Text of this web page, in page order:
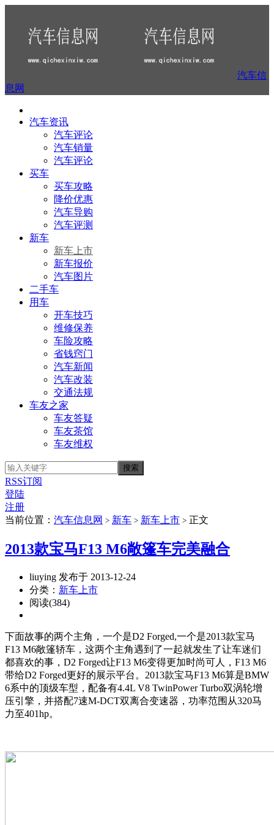
汽车信
息网
汽车资讯
汽车评论
汽车销量
汽车评论
买车
买车攻略
降价优惠
汽车导购
汽车评测
新车
新车上市
新车报价
汽车图片
二手车
用车
开车技巧
维修保养
车险攻略
省钱窍门
汽车新闻
汽车改装
交通法规
车友之家
车友答疑
车友茶馆
车友维权
RSS订阅
登陆
注册
当前位置： 汽车信息网 > 新车 > 新车上市 > 正文
2013款宝马F13 M6敞篷车完美融合
liuying 发布于 2013-12-24
分类： 新车上市
阅读(384)
下面故事的两个主角，一个是D2 Forged,一个是2013款宝马
F13 M6敞篷轿车，这两个主角遇到了一起就发生了让车迷们
都喜欢的事，D2 Forged让F13 M6变得更加时尚可人，F13 M6
带给D2 Forged更好的展示平台。2013款宝马F13 M6算是BMW
6系中的顶级车型，配备有4.4L V8 TwinPower Turbo双涡轮增
压引擎，并搭配7速M-DCT双离合变速器，功率范围从320马
力至401hp。